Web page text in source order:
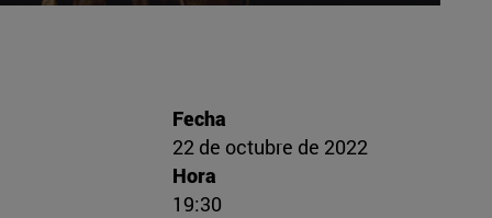
Fecha
22 de octubre de 2022
Hora
19:30